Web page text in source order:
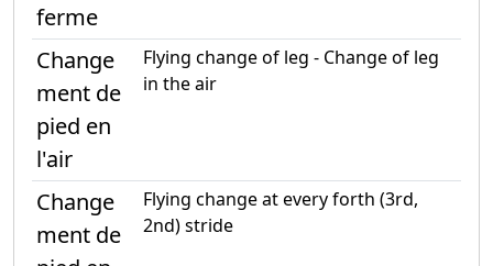
ferme
Change
ment de
pied en
l'air
Flying change of leg - Change of leg
in the air
Change
ment de
Flying change at every forth (3rd,
2nd) stride